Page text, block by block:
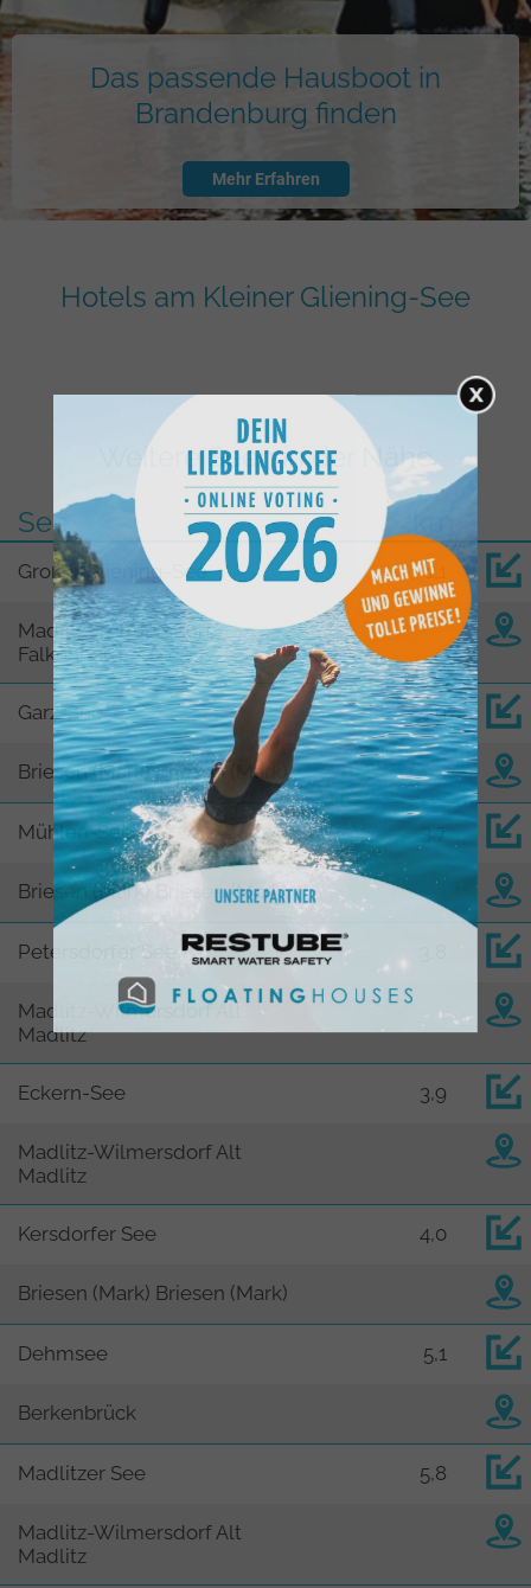
Das passende Hausboot in
Brandenburg finden
Mehr Erfahren
Hotels am Kleiner Gliening-See
Weitere Seen in der Nähe
See
Großer Gliening-See 1,1
Madlitz-Wilmersdorf
Falkenberg
Garz-See 1,9
Briesen (Mark) Briesen (Mark)
Mühlen-See 3,7
Briesen (Mark) Briesen (Mark)
Petersdorfer See
Madlitz-Wilmersdorf Alt
Madlitz
Eckern-See 3,9
Madlitz-Wilmersdorf Alt
Madlitz
Kersdorfer See 4,0
Briesen (Mark) Briesen (Mark)
Dehmsee 5,1
Berkenbrück
Madlitzer See 5,8
Madlitz-Wilmersdorf Alt
Madlitz